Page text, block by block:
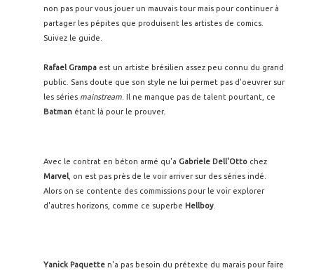
non pas pour vous jouer un mauvais tour mais pour continuer à
partager les pépites que produisent les artistes de comics.
Suivez le guide.
Rafael Grampa est un artiste brésilien assez peu connu du grand
public. Sans doute que son style ne lui permet pas d'oeuvrer sur
les séries mainstream . Il ne manque pas de talent pourtant, ce
Batman étant là pour le prouver.
Avec le contrat en béton armé qu'a Gabriele Dell'Otto chez
Marvel , on est pas près de le voir arriver sur des séries indé.
Alors on se contente des commissions pour le voir explorer
d'autres horizons, comme ce superbe Hellboy
Yanick Paquette n'a pas besoin du prétexte du marais pour faire